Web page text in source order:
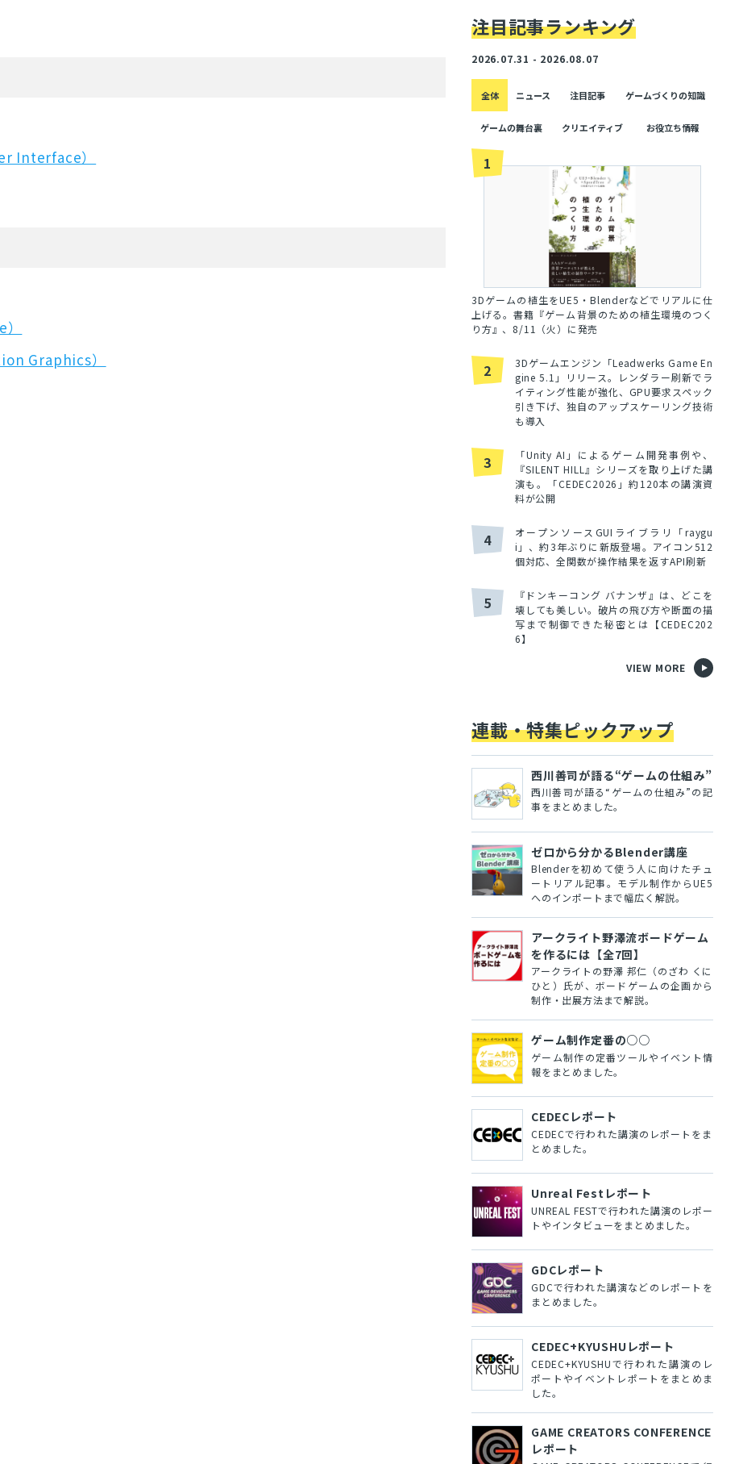
Interface）
Graphics）
注目記事ランキング
2026.07.31 - 2026.08.07
全体 ニュース 注目記事 ゲームづくりの知識
ゲームの舞台裏 クリエイティブ お役立ち情報
1
3Dゲームの植生をUE5・Blenderなどでリアルに仕
上げる。書籍『ゲーム背景のための植生環境のつく
り方』、8/11（火）に発売
2
3Dゲームエンジン「Leadwerks Game En
gine 5.1」リリース。レンダラー刷新でラ
イティング性能が強化、GPU要求スペック
引き下げ、独自のアップスケーリング技術
も導入
3
「Unity AI」によるゲーム開発事例や、
『SILENT HILL』シリーズを取り上げた講
演も。「CEDEC2026」約120本の講演資
料が公開
4
オープンソースGUIライブラリ「raygu
i」、約3年ぶりに新版登場。アイコン512
個対応、全関数が操作結果を返すAPI刷新
5
『ドンキーコング バナンザ』は、どこを
壊しても美しい。破片の飛び方や断面の描
写まで制御できた秘密とは【CEDEC202
6】
VIEW MORE
連載・特集ピックアップ
西川善司が語る“ゲームの仕組み”
西川善司が語る“ゲームの仕組み”の記
事をまとめました。
ゼロから分かるBlender講座
Blenderを初めて使う人に向けたチュ
ートリアル記事。モデル制作からUE5
へのインポートまで幅広く解説。
アークライト野澤流ボードゲーム
を作るには【全7回】
アークライトの野澤 邦仁（のざわ くに
ひと）氏が、ボードゲームの企画から
制作・出展方法まで解説。
ゲーム制作定番の○○
ゲーム制作の定番ツールやイベント情
報をまとめました。
CEDECレポート
CEDECで行われた講演のレポートをま
とめました。
Unreal Festレポート
UNREAL FESTで行われた講演のレポー
トやインタビューをまとめました。
GDCレポート
GDCで行われた講演などのレポートを
まとめました。
CEDEC+KYUSHUレポート
CEDEC+KYUSHUで行われた講演のレ
ポートやイベントレポートをまとめま
した。
GAME CREATORS CONFERENCE
レポート